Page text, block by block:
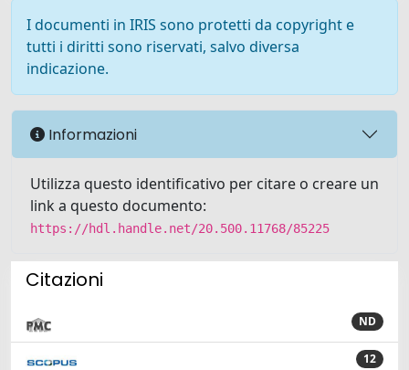
I documenti in IRIS sono protetti da copyright e
tutti i diritti sono riservati, salvo diversa
indicazione.
Informazioni
Utilizza questo identificativo per citare o creare un
link a questo documento:
https://hdl.handle.net/20.500.11768/85225
Citazioni
ND
12